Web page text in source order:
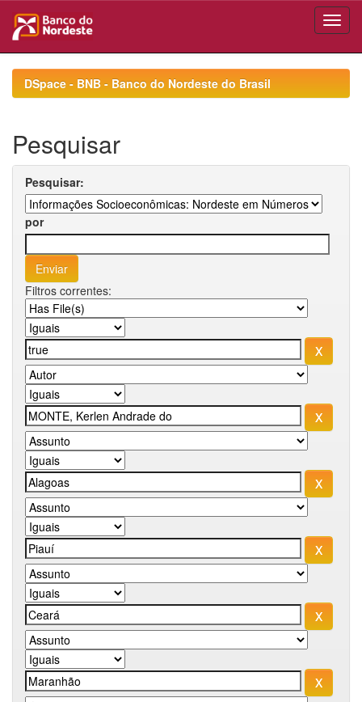
navigationDSpace - BNB - Banco do Nordeste do Brasil
Pesquisar
Pesquisar:
por
Filtros correntes: